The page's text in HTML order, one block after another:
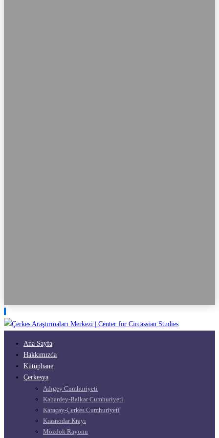
Ana Sayfa
Hakkımızda
Kütüphane
Çerkesya
Adıgey Cumhuriyeti
Kabardey-Balkar Cumhuriyeti
Karaçay-Çerkes Cumhuriyeti
Krasnodar Krayı
Mozdok Rayonu